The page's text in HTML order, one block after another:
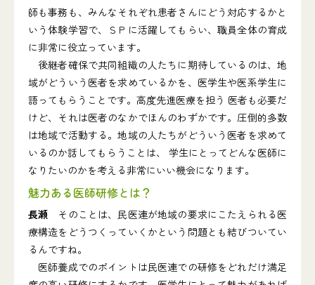
師も事務も、みんなそれぞれ患者さんにどう対応するかと
いう体験学習で、ＳＰに活躍してもらい、職員全体の育成
に非常に役立っています。
後継者確保で共同組織の人たちに期待しているのは、地
域がどういう医者を求めているかを、医学生や医系学生に
語ってもらうことです。高度先進医療を担う 医者も必要だ
けど、それは医者のなかでほんのわずかです。圧倒的多数
は地域で活動する。地域の人たちがどういう医者を求めて
いるのか話してもらうことは、 学生にとってどんな医師に
なりたいのかを考える非常にいい機会になります。
魅力ある医師研修とは？
長瀬 そのことは、民医連が地域の要求にこたえられる医
療構造をどうつくっていくかという問題とも結びついてい
るんですね。
医師養成でのポイントは民医連での研修をどれだけ満足